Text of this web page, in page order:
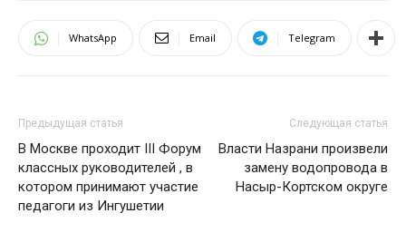
WhatsApp Email Telegram
Предыдущая статья
В Москве проходит III Форум
классных руководителей , в
котором принимают участие
педагоги из Ингушетии
Следующая статья
Власти Назрани произвели
замену водопровода в
Насыр-Кортском округе